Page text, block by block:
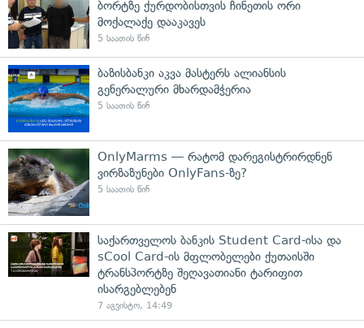
ბორტზე ქურდობისთვის ჩინეთის ორი
მოქალაქე დააკავეს
5 საათის წინ
ბაზისბანკი აკვა მასტერს ალიანსის
გენერალური მხარდამჭერია
5 საათის წინ
OnlyMarms — რატომ დარეგისტრირდნენ
ვირზაზუნები OnlyFans-ზე?
5 საათის წინ
საქართველოს ბანკის Student Card-ისა და
sCool Card-ის მფლობელები ქუთაისში
ტრანსპორტზე შეღავათიანი ტარიფით
ისარგებლებენ
7 აგვისტო, 14:49